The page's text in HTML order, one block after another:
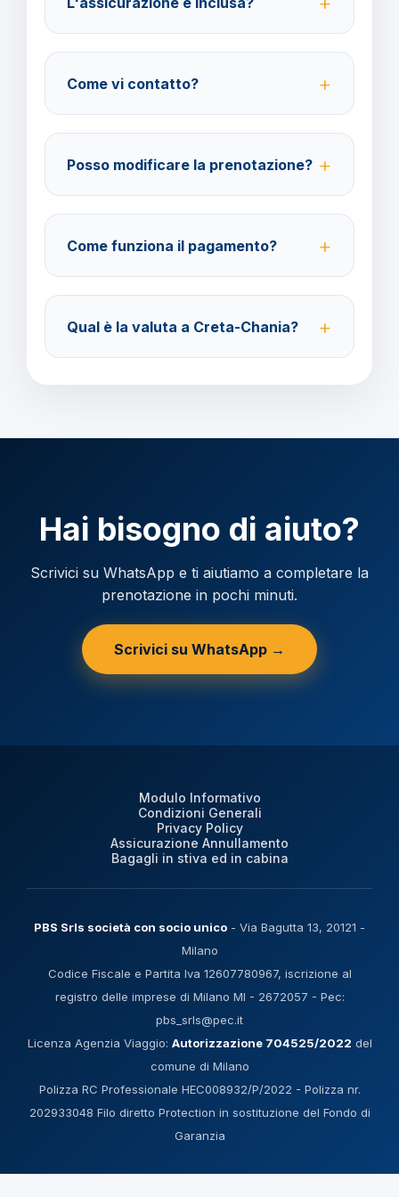
consigliate per coprire spese mediche e
cancellazione viaggio.
Come vi contatto?
amministrazione@barbaviaggi.it, o tramite il sito
barbaviaggi.it.
Posso modificare la prenotazione?
prima della partenza con un costo di 70 euro a
modifica.
Come funziona il pagamento?
Acconto del 40% alla prenotazione, saldo 30 giorni
prima della partenza.
Qual è la valuta a Creta-Chania?
Hai bisogno di aiuto?
Scrivici su WhatsApp e ti aiutiamo a completare la
prenotazione in pochi minuti.
Scrivici su WhatsApp →
Modulo Informativo
Condizioni Generali
Privacy Policy
Assicurazione Annullamento
Bagagli in stiva ed in cabina
PBS Srls società con socio unico - Via Bagutta 13, 20121 -
Milano
Codice Fiscale e Partita Iva 12607780967, iscrizione al
registro delle imprese di Milano MI - 2672057 - Pec:
pbs_srls@pec.it
Licenza Agenzia Viaggio: Autorizzazione 704525/2022 del
comune di Milano
Polizza RC Professionale HEC008932/P/2022 - Polizza nr.
202933048 Filo diretto Protection in sostituzione del Fondo di
Garanzia